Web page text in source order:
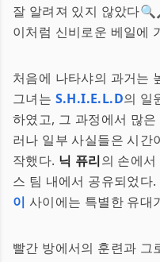
잘 알려져 있지 않았다
이처럼 신비로운 베일에
처음에 나타샤의 과거는
그녀는 S.H.I.E.L.D의 일
하였고, 그 과정에서 많
러나 일부 사실들은 시간
작했다. 닉 퓨리의 손에
스 팀 내에서 공유되었다
이 사이에는 특별한 유
빨간 방에서의 훈련과 그